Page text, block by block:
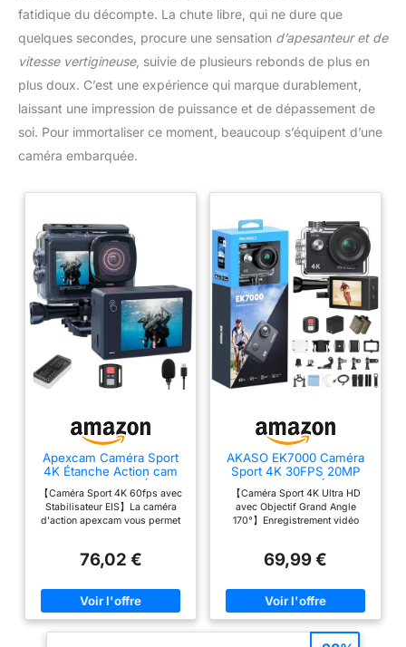
fatidique du décompte. La chute libre, qui ne dure que
quelques secondes, procure une sensation d’apesanteur et de
vitesse vertigineuse, suivie de plusieurs rebonds de plus en
plus doux. C’est une expérience qui marque durablement,
laissant une impression de puissance et de dépassement de
soi. Pour immortaliser ce moment, beaucoup s’équipent d’une
caméra embarquée.
Apexcam Caméra Sport
4K Étanche Action cam
WiFi EIS Double Écran
Tactile
【Caméra Sport 4K 60fps avec
Stabilisateur EIS】La caméra
d'action apexcam vous permet
et photos 48 MP. La
assure des vidéos fluides et
des couleurs éclatantes. Avec la
fonction LDC, il vous offre des
76,02 €
AKASO EK7000 Caméra
Sport 4K 30FPS 20MP
WiF Camera 4K Étanche
Stabilisation
【Caméra Sport 4K Ultra HD
avec Objectif Grand Angle
170°】Enregistrement vidéo
des vidéos professionnelles en
des images nettes de 20MP et
une résolution quatre fois
supérieure aux caméras HD
meilleurs moments et partagez-
69,99 €